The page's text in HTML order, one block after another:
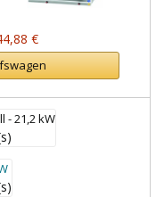
€
- 21,2 kW